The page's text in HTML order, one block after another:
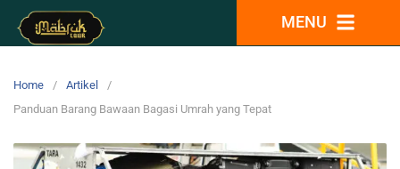
MENU
Home
Artikel
Panduan Barang Bawaan Bagasi Umrah yang Tepat